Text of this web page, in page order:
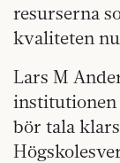
resurserna
kvaliteten
Lars M
institutionen
bör tala